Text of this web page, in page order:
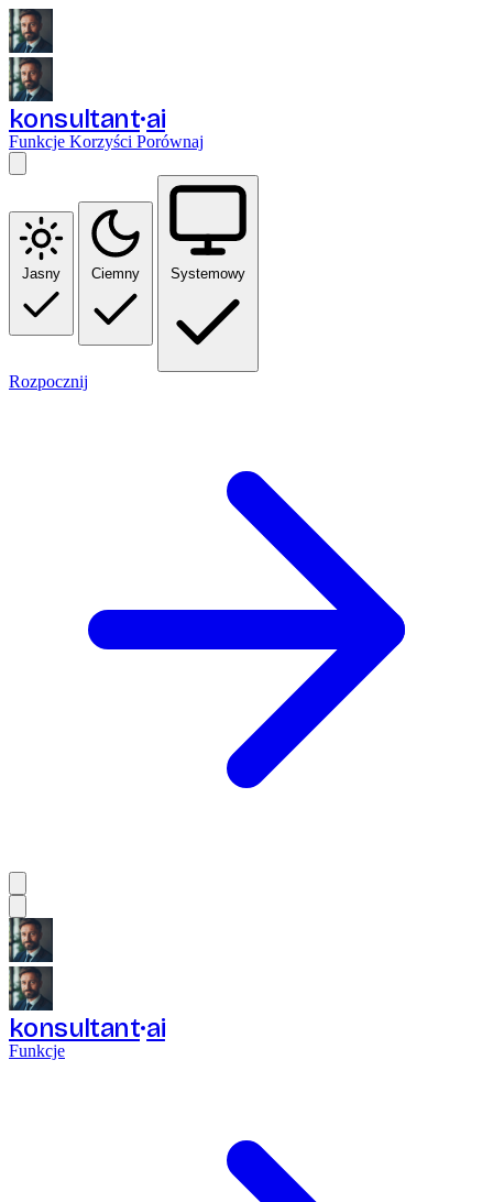
konsultant ai
Funkcje Korzyści Porównaj
Jasny Ciemny Systemowy
Rozpocznij
konsultant ai
Funkcje